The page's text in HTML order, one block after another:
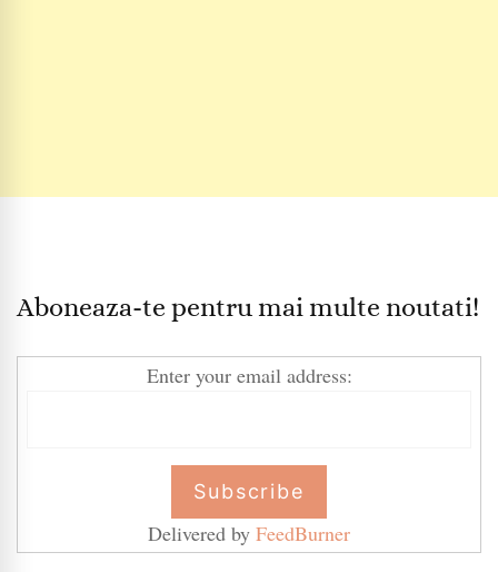
Aboneaza-te pentru mai multe noutati!
Enter your email address:
Delivered by FeedBurner